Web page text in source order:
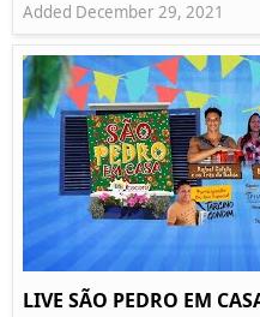
Added December 29, 2021
LIVE SÃO PEDRO EM